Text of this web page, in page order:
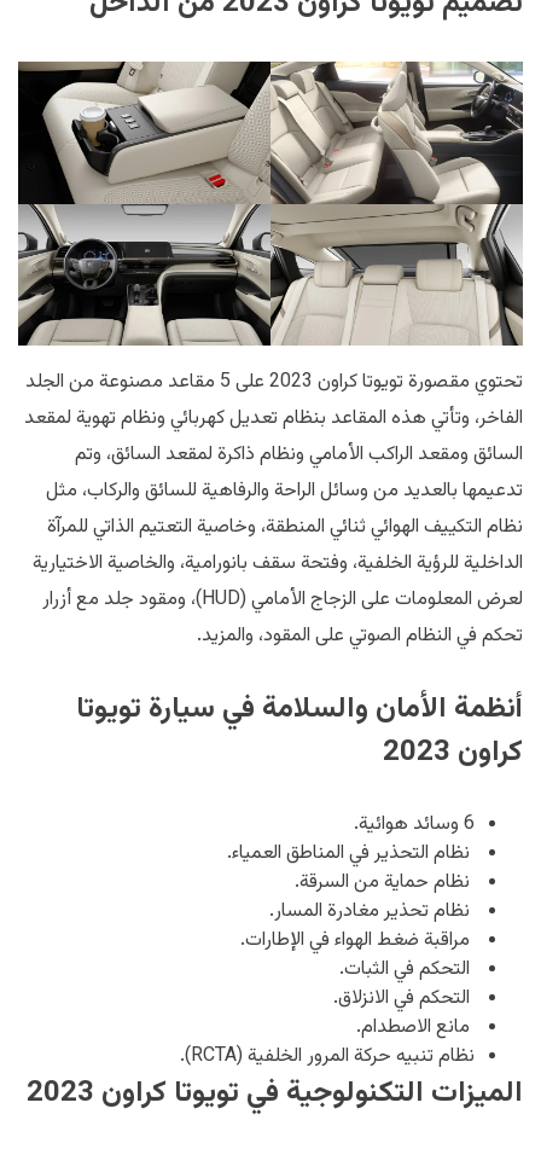
تحتوي مقصورة تويوتا كراون 2023 على 5 مقاعد مصنوعة من الجلد
الفاخر، وتأتي هذه المقاعد بنظام تعديل كهربائي ونظام تهوية لمقعد
السائق ومقعد الراكب الأمامي ونظام ذاكرة لمقعد السائق، وتم
تدعيمها بالعديد من وسائل الراحة والرفاهية للسائق والركاب، مثل
نظام التكييف الهوائي ثنائي المنطقة، وخاصية التعتيم الذاتي للمرآة
الداخلية للرؤية الخلفية، وفتحة سقف بانورامية، والخاصية الاختيارية
لعرض المعلومات على الزجاج الأمامي (HUD)، ومقود جلد مع أزرار
تحكم في النظام الصوتي على المقود، والمزيد.
أنظمة الأمان والسلامة في سيارة تويوتا
كراون 2023
6 وسائد هوائية.
نظام التحذير في المناطق العمياء.
نظام حماية من السرقة.
نظام تحذير مغادرة المسار.
مراقبة ضغط الهواء في الإطارات.
التحكم في الثبات.
التحكم في الانزلاق.
مانع الاصطدام.
نظام تنبيه حركة المرور الخلفية (RCTA).
الميزات التكنولوجية في تويوتا كراون 2023